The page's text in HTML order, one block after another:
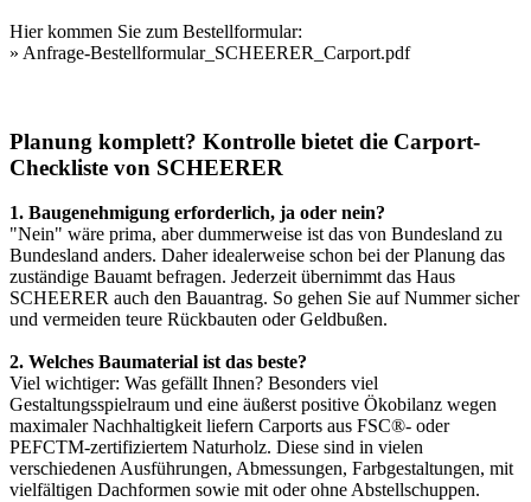
Hier kommen Sie zum Bestellformular:
» Anfrage-Bestellformular_SCHEERER_Carport.pdf
Planung komplett? Kontrolle bietet die Carport-
Checkliste von SCHEERER
1. Baugenehmigung erforderlich, ja oder nein?
"Nein" wäre prima, aber dummerweise ist das von Bundesland zu
Bundesland anders. Daher idealerweise schon bei der Planung das
zuständige Bauamt befragen. Jederzeit übernimmt das Haus
SCHEERER auch den Bauantrag. So gehen Sie auf Nummer sicher
und vermeiden teure Rückbauten oder Geldbußen.
2. Welches Baumaterial ist das beste?
Viel wichtiger: Was gefällt Ihnen? Besonders viel
Gestaltungsspielraum und eine äußerst positive Ökobilanz wegen
maximaler Nachhaltigkeit liefern Carports aus FSC®- oder
PEFCTM-zertifiziertem Naturholz. Diese sind in vielen
verschiedenen Ausführungen, Abmessungen, Farbgestaltungen, mit
vielfältigen Dachformen sowie mit oder ohne Abstellschuppen.